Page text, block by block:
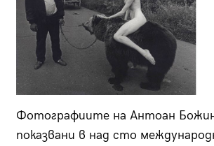
Фотографиите на Антоан
показвани в над сто